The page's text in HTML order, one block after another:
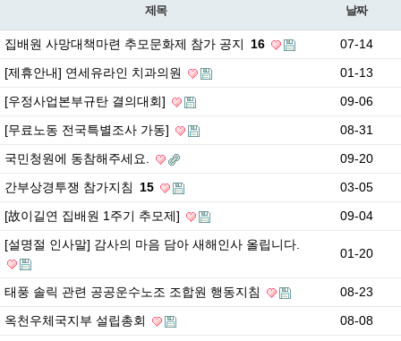
제목 날짜
집배원 사망대책마련 추모문화제 참가 공지 16
07-14
[제휴안내] 연세유라인 치과의원
01-13
[우정사업본부규탄 결의대회]
09-06
[무료노동 전국특별조사 가동]
08-31
국민청원에 동참해주세요.
09-20
간부상경투쟁 참가지침 15
03-05
[故이길연 집배원 1주기 추모제]
09-04
[설명절 인사말] 감사의 마음 담아 새해인사 올립니다.
01-20
태풍 솔릭 관련 공공운수노조 조합원 행동지침
08-23
옥천우체국지부 설립총회
08-08